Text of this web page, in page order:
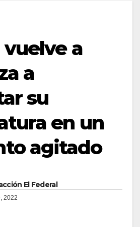
a
a
su
en un
agitado
El Federal
2022